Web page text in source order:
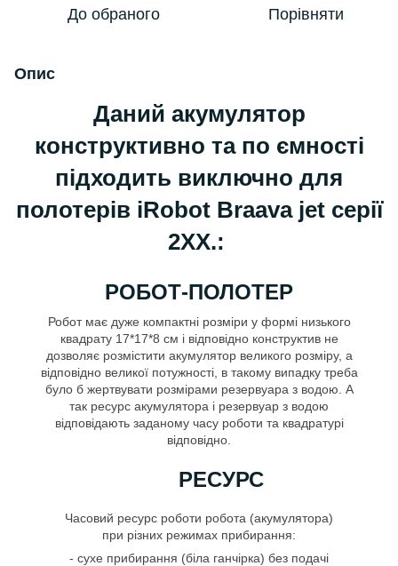
До обраного Порівняти
Опис
Даний акумулятор
конструктивно та по ємності
підходить виключно для
полотерів iRobot Braava jet серії
2XX.:
РОБОТ-ПОЛОТЕР
Робот має дуже компактні розміри у формі низького
квадрату 17*17*8 см і відповідно конструктив не
дозволяє розмістити акумулятор великого розміру, а
відповідно великої потужності, в такому випадку треба
було б жертвувати розмірами резервуара з водою. А
так ресурс акумулятора і резервуар з водою
відповідають заданому часу роботи та квадратурі
відповідно.
РЕСУРС
Часовий ресурс роботи робота (акумулятора)
при різних режимах прибирання:
- сухе прибирання (біла ганчірка) без подачі